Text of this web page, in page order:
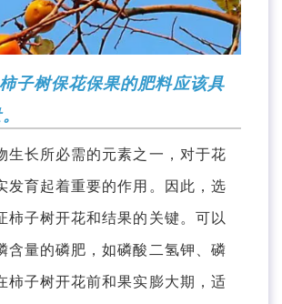
子树保花保果的肥料应该具
长所必需的元素之一，对于花
发育起着重要的作用。因此，选
柿子树开花和结果的关键。可以
含量的磷肥，如磷酸二氢钾、磷
柿子树开花前和果实膨大期，适